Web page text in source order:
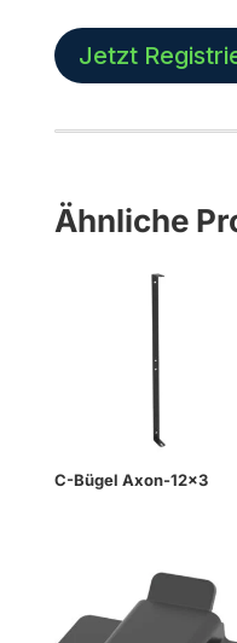
Menge
Jetzt
Ähnliche
C-Bügel Axon-12×3